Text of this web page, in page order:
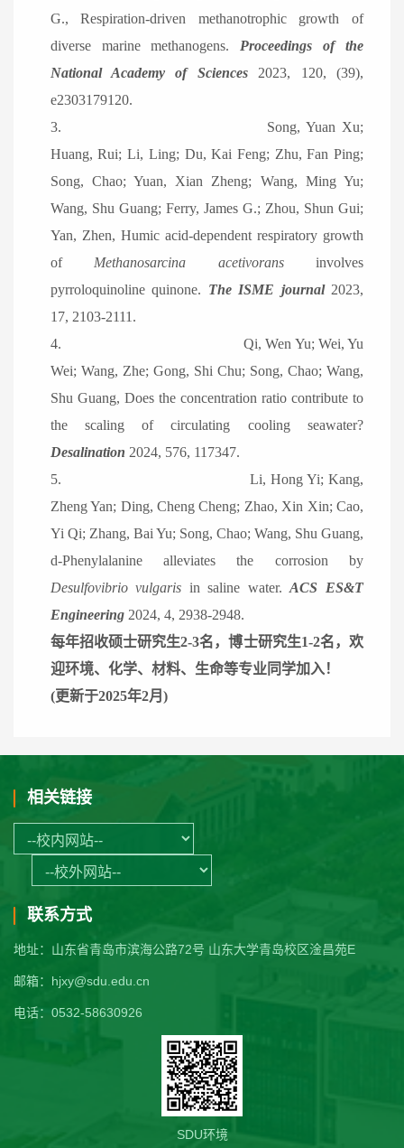
G., Respiration-driven methanotrophic growth of
diverse marine methanogens. Proceedings of the
National Academy of Sciences2023, 120, (39),
e2303179120.
3.
Song, Yuan Xu;
Huang, Rui; Li, Ling; Du, Kai Feng; Zhu, Fan Ping;
Song, Chao; Yuan, Xian Zheng; Wang, Ming Yu;
Wang, Shu Guang; Ferry, James G.; Zhou, Shun Gui;
Yan, Zhen, Humic acid-dependent respiratory growth
of Methanosarcina acetivoransinvolves
pyrroloquinoline quinone. The ISME journal2023,
17, 2103-2111.
4.
Qi, Wen Yu; Wei, Yu
Wei; Wang, Zhe; Gong, Shi Chu; Song, Chao; Wang,
Shu Guang, Does the concentration ratio contribute to
the scaling of circulating cooling seawater?
Desalination 2024, 576, 117347.
5.
Li, Hong Yi; Kang,
Zheng Yan; Ding, Cheng Cheng; Zhao, Xin Xin; Cao,
Yi Qi; Zhang, Bai Yu; Song, Chao; Wang, Shu Guang,
d-Phenylalanine alleviates the corrosion by
Desulfovibrio vulgaris in saline water.ACS ES&T
Engineering2024, 4, 2938-2948.
每年招收硕士研究生2-3名，博士研究生1-2名，欢
迎环境、化学、材料、生命等专业同学加入！
(更新于2025年2月)
相关链接
联系方式
地址：山东省青岛市滨海公路72号 山东大学青岛校区淦昌苑E
邮箱：hjxy@sdu.edu.cn
电话：0532-58630926
SDU环境